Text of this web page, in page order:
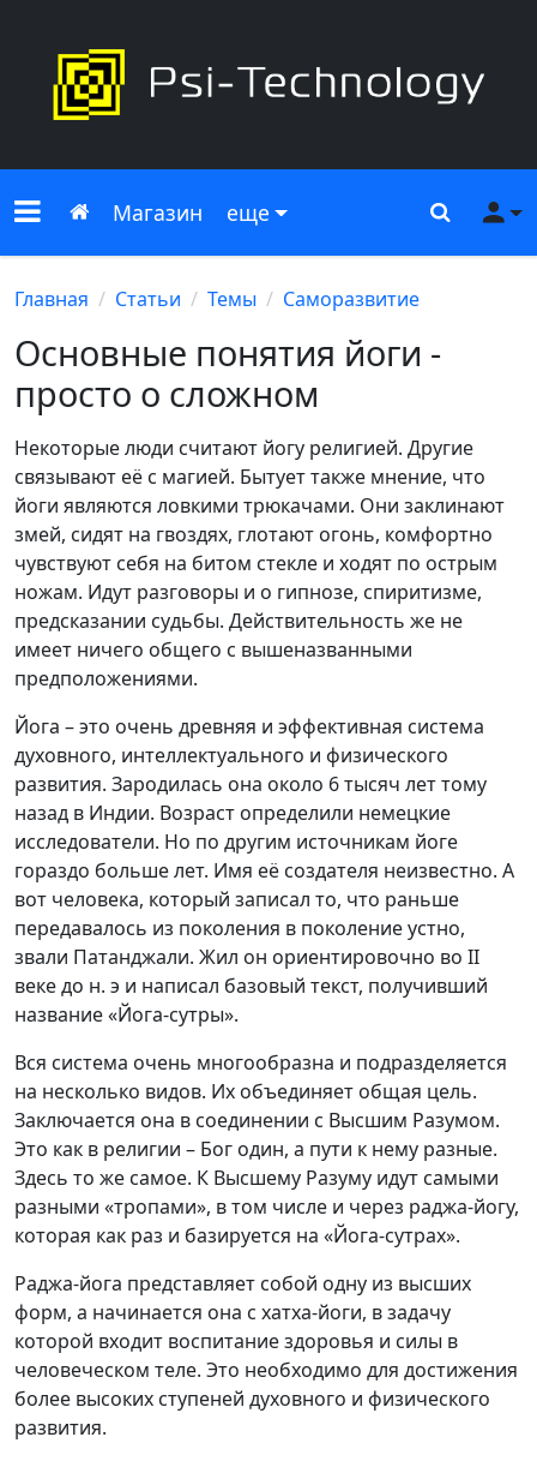
Меню сайта
Главная
Магазин еще Поиск
Главная Статьи Темы Саморазвитие
Основные понятия йоги -
просто о сложном
Некоторые люди считают йогу религией. Другие
связывают её с магией. Бытует также мнение, что
йоги являются ловкими трюкачами. Они заклинают
змей, сидят на гвоздях, глотают огонь, комфортно
чувствуют себя на битом стекле и ходят по острым
ножам. Идут разговоры и о гипнозе, спиритизме,
предсказании судьбы. Действительность же не
имеет ничего общего с вышеназванными
предположениями.
Йога – это очень древняя и эффективная система
духовного, интеллектуального и физического
развития. Зародилась она около 6 тысяч лет тому
назад в Индии. Возраст определили немецкие
исследователи. Но по другим источникам йоге
гораздо больше лет. Имя её создателя неизвестно. А
вот человека, который записал то, что раньше
передавалось из поколения в поколение устно,
звали Патанджали. Жил он ориентировочно во II
веке до н. э и написал базовый текст, получивший
название «Йога-сутры».
Вся система очень многообразна и подразделяется
на несколько видов. Их объединяет общая цель.
Заключается она в соединении с Высшим Разумом.
Это как в религии – Бог один, а пути к нему разные.
Здесь то же самое. К Высшему Разуму идут самыми
разными «тропами», в том числе и через раджа-йогу,
которая как раз и базируется на «Йога-сутрах».
Раджа-йога представляет собой одну из высших
форм, а начинается она с хатха-йоги, в задачу
которой входит воспитание здоровья и силы в
человеческом теле. Это необходимо для достижения
более высоких ступеней духовного и физического
развития.